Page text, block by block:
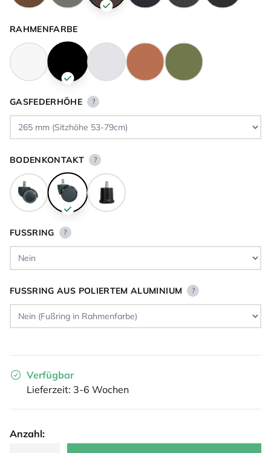
RAHMENFARBE
GASFEDERHÖHE ?
BODENKONTAKT ?
FUSSRING ?
FUSSRING AUS POLIERTEM ALUMINIUM ?
Verfügbar
Lieferzeit: 3-6 Wochen
Anzahl: